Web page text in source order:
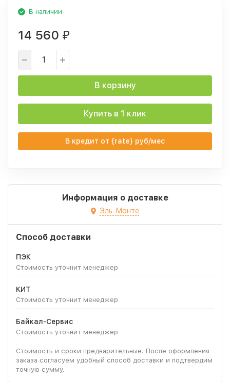
В наличии
14 560 ₽
В корзину
Купить в 1 клик
В кредит от {rate} руб/мес
Информация о доставке
Эль-Монте
Способ доставки
ПЭК
Стоимость уточнит менеджер
КИТ
Стоимость уточнит менеджер
Байкал-Сервис
Стоимость уточнит менеджер
Стоимость и сроки предварительные. После оформления
заказа согласуем удобный способ доставки и подтвердим
точную сумму.